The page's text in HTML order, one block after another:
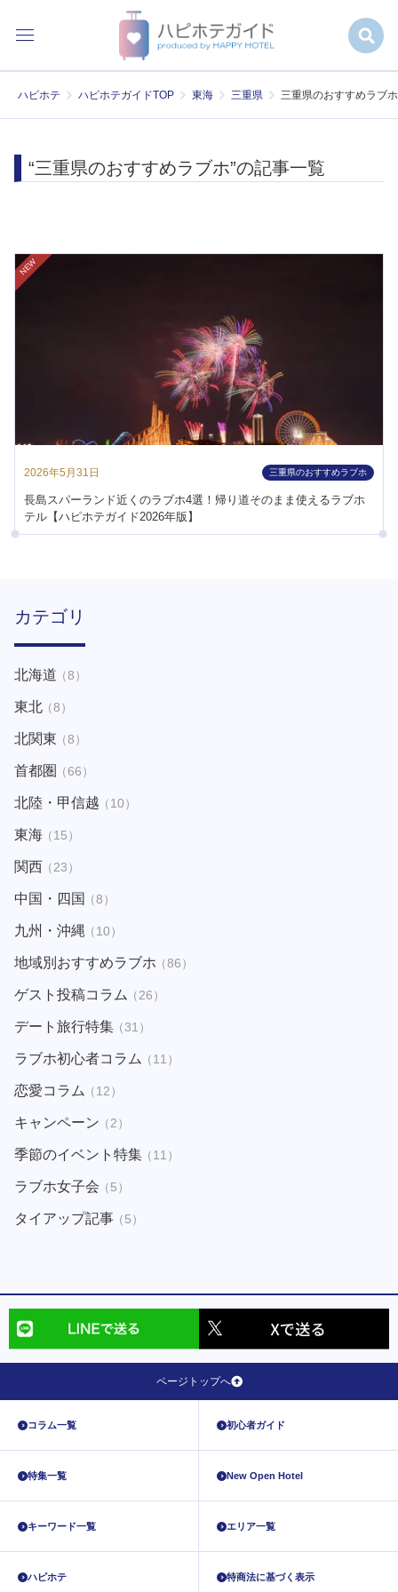
ハピホテ ハピホテガイドTOP 東海 三重県 三重県のおすすめラブホ
“三重県のおすすめラブホ”の記事一覧
2026年5月31日 三重県のおすすめラブホ
長島スパーランド近くのラブホ4選！帰り道そのまま使えるラブホ
テル【ハピホテガイド2026年版】
NEW
カテゴリ
北海道（8）
東北（8）
北関東（8）
首都圏 （66）
北陸・甲信越（10）
東海（15）
関西 （23）
中国・四国 （8）
九州・沖縄（10）
地域別おすすめラブホ（86）
ゲスト投稿コラム（26）
デート旅行特集（31）
ラブホ初心者コラム（11）
恋愛コラム（12）
キャンペーン（2）
季節のイベント特集（11）
ラブホ女子会（5）
タイアップ記事（5）
ページトップへ
コラム一覧 初心者ガイド
特集一覧 New Open Hotel
キーワード一覧 エリア一覧
ハピホテ 特商法に基づく表示